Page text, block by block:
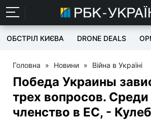
ОБСТРІЛ КИЄВА DRONE DEALS
Головна » Новини » Війна в Україні
Победа Украины
трех вопросов. Среди
членство в ЕС, -